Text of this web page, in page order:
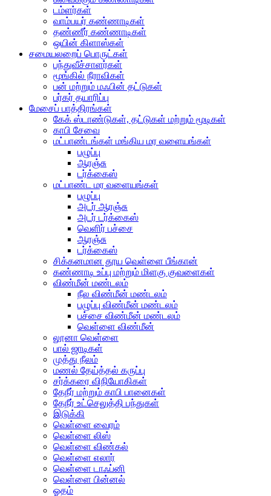
டம்ளர்கள்
வாம்பயர் கண்ணாடிகள்
தண்ணீர் கண்ணாடிகள்
ஒயின் கிளாஸ்கள்
சமையலறைப் பொருட்கள்
பந்துவீச்சாளர்கள்
மூங்கில் நீராவிகள்
பன் மற்றும் மஃபின் தட்டுகள்
பர்கர் தயாரிப்பு
மேசைப் பாத்திரங்கள்
கேக் ஸ்டாண்டுகள், தட்டுகள் மற்றும் மூடிகள்
காபி சேவை
மட்பாண்டங்கள் மங்கிய மர வளையங்கள்
பழுப்பு
ஆரஞ்சு
டர்க்கைஸ்
மட்பாண்ட மர வளையங்கள்
பழுப்பு
அடர் ஆரஞ்சு
அடர் டர்க்கைஸ்
வெளிர் பச்சை
ஆரஞ்சு
டர்க்கைஸ்
சிக்கனமான தூய வெள்ளை பீங்கான்
கண்ணாடி உப்பு மற்றும் மிளகு குவளைகள்
விண்மீன் மண்டலம்
நீல விண்மீன் மண்டலம்
பழுப்பு விண்மீன் மண்டலம்
பச்சை விண்மீன் மண்டலம்
வெள்ளை விண்மீன்
லூனா வெள்ளை
பால் ஜாடிகள்
முத்து நீலம்
மணல் தேய்த்தல் கருப்பு
சர்க்கரை விநியோகிகள்
தேநீர் மற்றும் காபி பானைகள்
தேநீர் உட்செலுத்தி பந்துகள்
இடுக்கி
வெள்ளை வைரம்
வெள்ளை லிஸ்
வெள்ளை விண்கல்
வெள்ளை எலார்
வெள்ளை டாஃப்னி
வெள்ளை பின்னல்
ஓதம்